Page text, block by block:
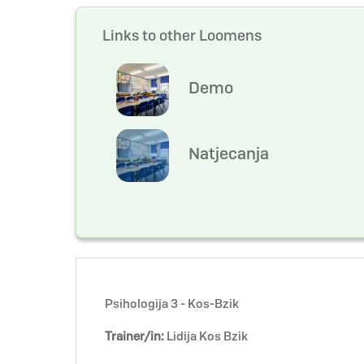
Links to other Loomens
Demo
Natjecanja
Psihologija 3 - Kos-Bzik
Trainer/in: Lidija Kos Bzik